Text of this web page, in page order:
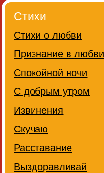
Стихи
Стихи о любви
Признание в любви
Спокойной ночи
С добрым утром
Извинения
Скучаю
Расставание
Выздоравливай